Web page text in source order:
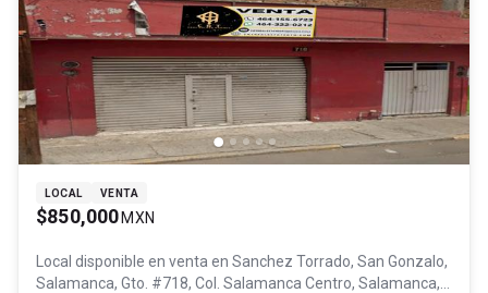
LOCAL VENTA
$850,000 MXN
Local disponible en venta en Sanchez Torrado, San Gonzalo,
Salamanca, Gto. #718, Col. Salamanca Centro, Salamanca,